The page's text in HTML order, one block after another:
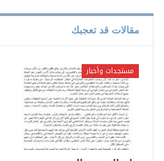
مقالات قد تعجبك
مستجدات وأخبار